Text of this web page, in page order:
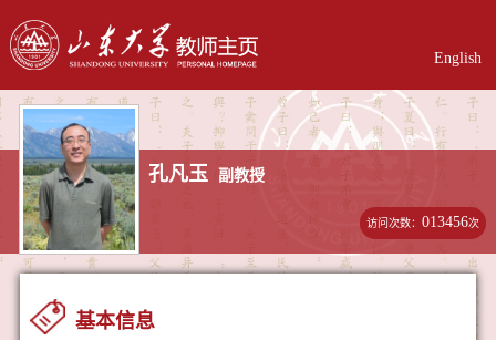
English
孔凡玉 副教授
访问次数：013456次
基本信息